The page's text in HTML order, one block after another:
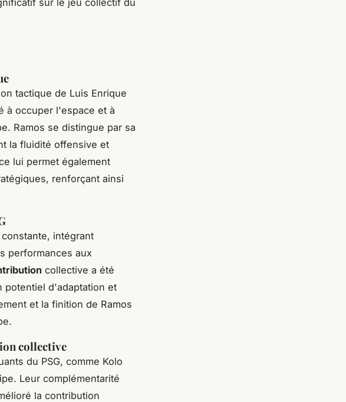
tactique de Luis Enrique
à occuper l'espace et à
Ramos se distingue par sa
la fluidité offensive et
lui permet également
renforçant ainsi
constante, intégrant
performances aux
collective a été
potentiel d'adaptation et
et la finition de Ramos
collective
du PSG, comme Kolo
Leur complémentarité
la contribution